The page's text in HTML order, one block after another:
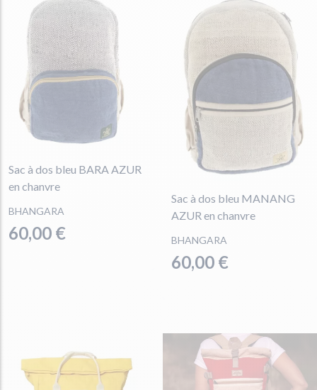
Sac à dos bleu BARA AZUR
en chanvre
BHANGARA
60,00 €
Sac à dos bleu MANANG
AZUR en chanvre
BHANGARA
60,00 €